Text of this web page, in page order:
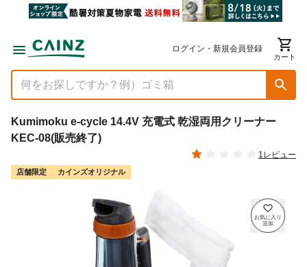
ログイン・新規会員登録
カート
Kumimoku e-cycle 14.4V 充電式 乾湿両用クリーナー
KEC-08(販売終了)
1レビュー
店舗限定 カインズオリジナル